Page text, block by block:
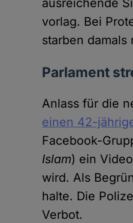
ausreichende
vorlag. Bei
starben damals
Parlament
Anlass für die
einen 42-
Facebook-
Islam) ein
wird. Als
halte. Die
Verbot.